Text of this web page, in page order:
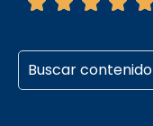
Buscar contenido